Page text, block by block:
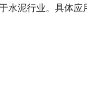
水泥行业。具体